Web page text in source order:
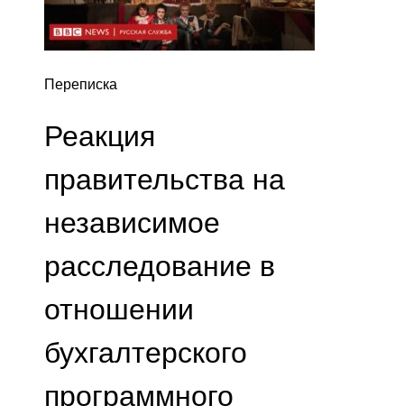
Переписка
Реакция
правительства на
независимое
расследование в
отношении
бухгалтерского
программного